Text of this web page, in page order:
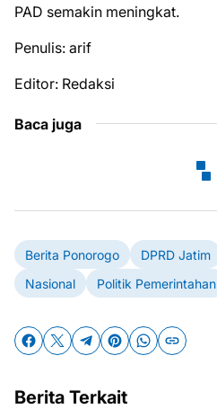
PAD semakin meningkat.
Penulis: arif
Editor: Redaksi
Baca juga
Berita Ponorogo DPRD Jatim
Nasional
Politik Pemerintahan
Berita Terkait